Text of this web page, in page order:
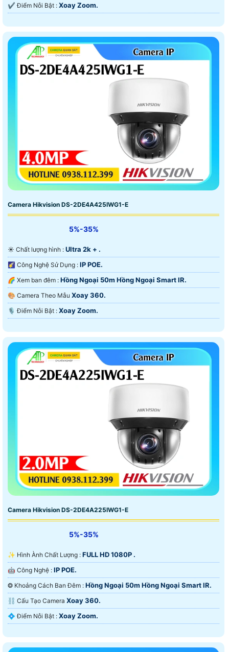
️✔️ Điểm Nỗi Bật : Xoay Zoom.
Camera Hikvision DS-2DE4A425IWG1-E
5%-35%
☀️ Chất lượng hình : Ultra 2k + .
🌠 Công Nghệ Sử Dụng : IP POE.
🌈 Xem ban đêm : Hồng Ngoại 50m Hồng Ngoại Smart IR.
🎨 Camera Theo Mẫu Xoay 360.
️🎙 Điểm Nỗi Bật : Xoay Zoom.
Camera Hikvision DS-2DE4A225IWG1-E
5%-35%
✨ Hình Ành Chất Lượng : FULL HD 1080P .
🤖️ Công Nghệ : IP POE.
❂ Khoảng Cách Ban Đêm : Hồng Ngoại 50m Hồng Ngoại Smart IR.
⛓ Cấu Tạo Camera Xoay 360.
️💠 Điểm Nỗi Bật : Xoay Zoom.